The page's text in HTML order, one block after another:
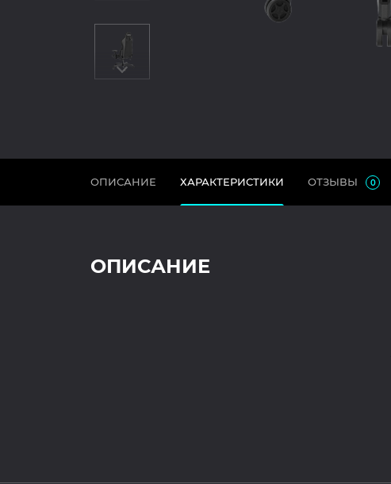
ОПИСАНИЕ ХАРАКТЕРИСТИКИ ОТЗЫВЫ 0
ОПИСАНИЕ